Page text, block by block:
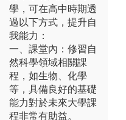
學，可在高中時期透
過以下方式，提升自
我能力：
一、課堂內：修習自
然科學領域相關課
程，如生物、化學
等，具備良好的基礎
能力對於未來大學課
程非常有助益。